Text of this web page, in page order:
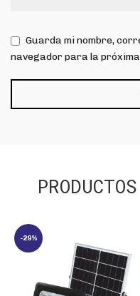
Guarda mi nombre,
navegador para la
-29%